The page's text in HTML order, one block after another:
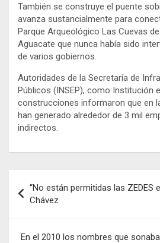
También se construye el puente
avanza sustancialmente para
Parque Arqueológico Las Cuevas
Aguacate que nunca había sido
de varios gobiernos.
Autoridades de la Secretaría de
Públicos (INSEP), como Institución
construcciones informaron que en
han generado alrededor de 3 mil
indirectos.
de
entradas
“No están permitidas las ZEDES
Chávez
En el 2010 los nombres que